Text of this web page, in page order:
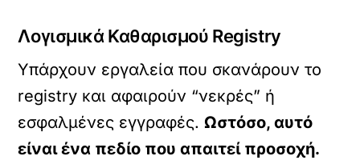
Λογισμικά Καθαρισμού Registry
Υπάρχουν εργαλεία που σκανάρουν το
registry και αφαιρούν “νεκρές” ή
εσφαλμένες εγγραφές.Ωστόσο, αυτό
είναι ένα πεδίο που απαιτεί προσοχή.